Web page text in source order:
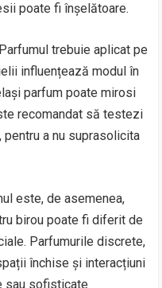
poate fi înșelătoare.
trebuie aplicat pe
influențează modul în
parfum poate mirosi
recomandat să testezi
a nu suprasolicita
este, de asemenea,
birou poate fi diferit de
Parfumurile discrete,
închise și interacțiuni
sau sofisticate